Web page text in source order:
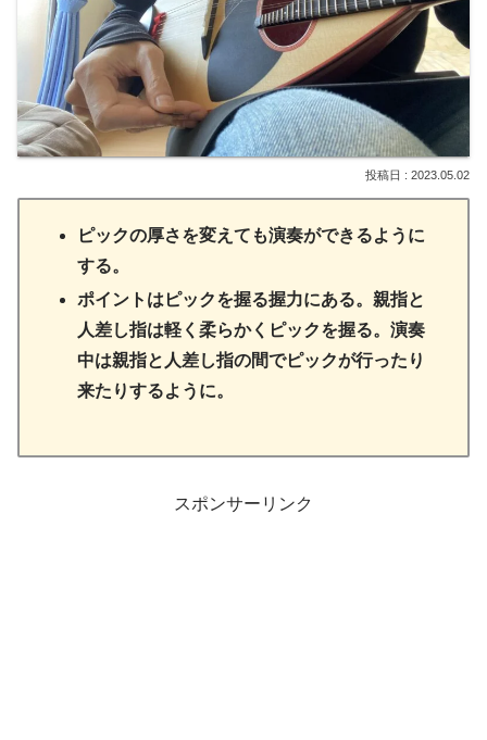
2023.05.02
ピックの厚さを変えても演奏ができるように
する。
ポイントはピックを握る握力にある。親指と
人差し指は軽く柔らかくピックを握る。演奏
中は親指と人差し指の間でピックが行ったり
来たりするように。
スポンサーリンク